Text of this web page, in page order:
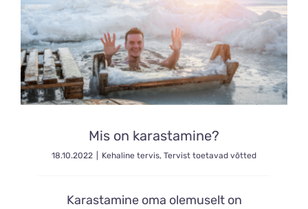
Mis on karastamine?
18.10.2022 Kehaline tervis, Tervist toetavad võtted
Karastamine oma olemuselt on